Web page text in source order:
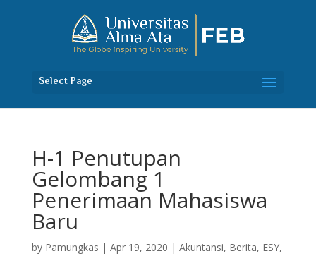
Select Page
H-1 Penutupan
Gelombang 1
Penerimaan Mahasiswa
Baru
by Pamungkas | Apr 19, 2020 | Akuntansi, Berita, ESY,